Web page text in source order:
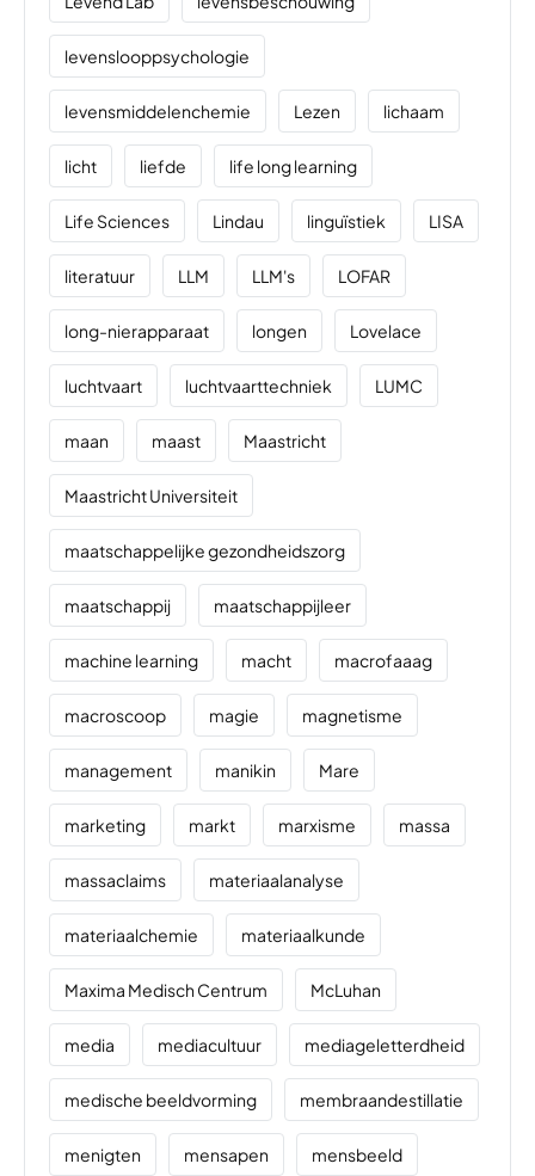
levenslooppsychologie
levensmiddelenchemie Lezen lichaam
licht liefde life long learning
Life Sciences Lindau linguïstiek LISA
literatuur LLM LLM's LOFAR
long-nierapparaat longen Lovelace
luchtvaart luchtvaarttechniek LUMC
maan maast Maastricht
Maastricht Universiteit
maatschappelijke gezondheidszorg
maatschappij maatschappijleer
machine learning macht macrofaaag
macroscoop magie magnetisme
management manikin Mare
marketing markt marxisme massa
massaclaims materiaalanalyse
materiaalchemie materiaalkunde
Maxima Medisch Centrum McLuhan
media mediacultuur mediageletterdheid
medische beeldvorming membraandestillatie
menigten mensapen mensbeeld